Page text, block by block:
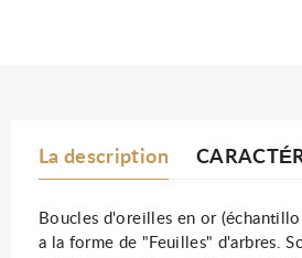
La description
Boucles d'oreilles en or
a la forme de "Feuilles" d'arbres.